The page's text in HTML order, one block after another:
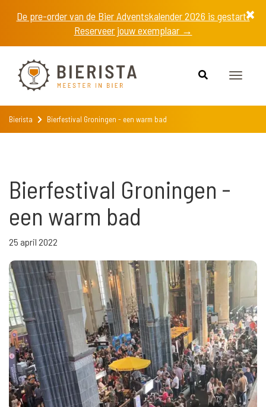
De pre-order van de Bier Adventskalender 2026 is gestart!
Reserveer jouw exemplaar →
Toggle
Bierista Bierfestival Groningen - een warm bad
Bierfestival Groningen -
een warm bad
25 april 2022